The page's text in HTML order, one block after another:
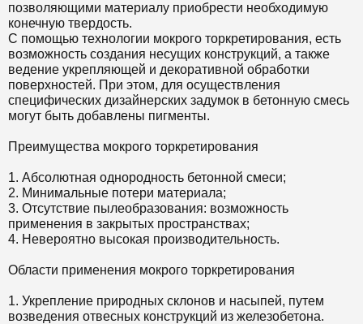
позволяющими материалу приобрести необходимую
конечную твердость.
С помощью технологии мокрого торкретирования, есть
возможность создания несущих конструкций, а также
ведение укрепляющей и декоративной обработки
поверхностей. При этом, для осуществления
специфических дизайнерских задумок в бетонную смесь
могут быть добавлены пигменты.
Преимущества мокрого торкретирования
1. Абсолютная однородность бетонной смеси;
2. Минимальные потери материала;
3. Отсутствие пылеобразования: возможность
применения в закрытых пространствах;
4. Невероятно высокая производительность.
Области применения мокрого торкретирования
1. Укрепление природных склонов и насыпей, путем
возведения отвесных конструкций из железобетона.